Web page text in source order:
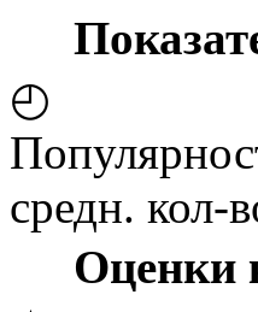
◴
средн. кол-
Оценки